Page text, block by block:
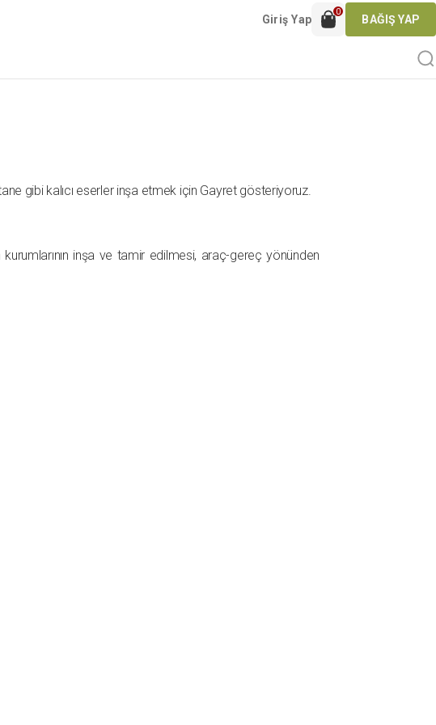
Giriş Yap
0
BAĞIŞ YAP
gibi kalıcı eserler inşa etmek için Gayret gösteriyoruz.
inşa ve tamir edilmesi, araç-gereç yönünden